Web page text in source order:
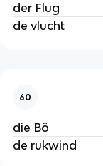
der Flug
de vlucht
60
die Bö
de rukwind